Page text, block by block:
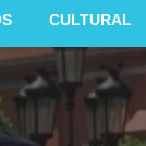
CULTURAL